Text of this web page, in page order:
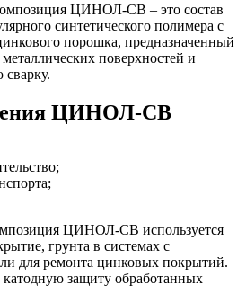
ЦИНОЛ-СВ – это состав
синтетического полимера с
порошка, предназначенный
поверхностей и
сварку.
ЦИНОЛ-СВ
ЦИНОЛ-СВ используется
грунта в системах с
для ремонта цинковых покрытий.
защиту обработанных